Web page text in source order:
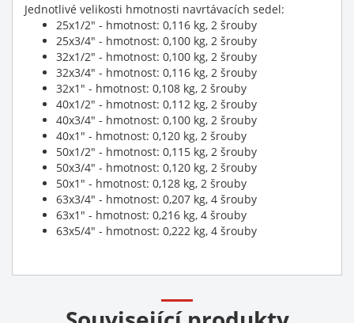
Jednotlivé velikosti hmotnosti navrtávacích sedel:
25x1/2" - hmotnost: 0,116 kg, 2 šrouby
25x3/4" - hmotnost: 0,100 kg, 2 šrouby
32x1/2" - hmotnost: 0,100 kg, 2 šrouby
32x3/4" - hmotnost: 0,116 kg, 2 šrouby
32x1" - hmotnost: 0,108 kg, 2 šrouby
40x1/2" - hmotnost: 0,112 kg, 2 šrouby
40x3/4" - hmotnost: 0,100 kg, 2 šrouby
40x1" - hmotnost: 0,120 kg, 2 šrouby
50x1/2" - hmotnost: 0,115 kg, 2 šrouby
50x3/4" - hmotnost: 0,120 kg, 2 šrouby
50x1" - hmotnost: 0,128 kg, 2 šrouby
63x3/4" - hmotnost: 0,207 kg, 4 šrouby
63x1" - hmotnost: 0,216 kg, 4 šrouby
63x5/4" - hmotnost: 0,222 kg, 4 šrouby